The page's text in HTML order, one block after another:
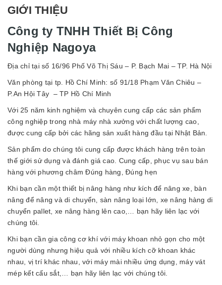
GIỚI THIỆU
Công ty TNHH Thiết Bị Công
Nghiệp Nagoya
Địa chỉ tại số 16/96 Phố Võ Thị Sáu – P. Bạch Mai – TP. Hà Nội
Văn phòng tại tp. Hồ Chí Minh: số 91/18 Phạm Văn Chiêu –
P.An Hội Tây – TP Hồ Chí Minh
Với 25 năm kinh nghiệm và chuyên cung cấp các sản phẩm
công nghiệp trong nhà máy nhà xưởng với chất lượng cao,
được cung cấp bởi các hãng sản xuất hàng đầu tại Nhật Bản.
Sản phẩm do chúng tôi cung cấp được khách hàng trên toàn
thế giới sử dụng và đánh giá cao. Cung cấp, phục vụ sau bán
hàng với phương châm Đúng hàng, Đúng hẹn
Khi bạn cần một thiết bị nâng hàng như kích để nâng xe, bàn
nâng để nâng và di chuyển, sàn nâng loại lớn, xe nâng hàng di
chuyển pallet, xe nâng hàng lên cao,… bạn hãy liên lạc với
chúng tôi.
Khi bạn cần gia công cơ khí với máy khoan nhỏ gọn cho một
người dùng nhưng hiệu quả với nhiều kích cỡ khoan khác
nhau, vị trí khác nhau, với máy mài nhiều ứng dụng, máy vát
mép kết cấu sắt,… bạn hãy liên lạc với chúng tôi.